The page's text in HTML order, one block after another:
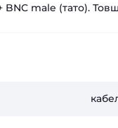
BNC male (тато).